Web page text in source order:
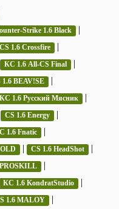
Strike 1.6 Black |
CS 1.6 Crossfire |
КС 1.6 All-CS Final |
1.6 BEAV!SE |
КС 1.6 Русский Мясник |
CS 1.6 Energy |
1.6 Fnatic |
| CS 1.6 HeadShot |
|
КС 1.6 KondratStudio |
1.6 MALOY |